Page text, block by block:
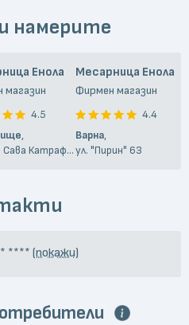
трупно месо. Съоръжението
прясно българско месо
намерите
Енола
магазин
4.5
,
ул. "Поп Сава Катрафилов" 2
Месарница Енола
Фирмен магазин
4.4
Варна,
ул. "Пирин" 63
****(покажи)